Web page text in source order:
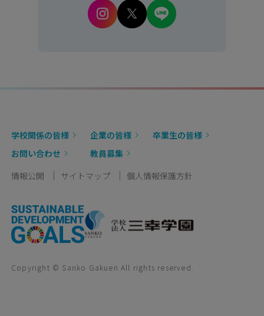
学校関係の皆様 企業の皆様
卒業生の皆様
お問い合わせ
教員募集
情報公開
サイトマップ 個人情報保護方針
Copyright © Sanko Gakuen All rights reserved.